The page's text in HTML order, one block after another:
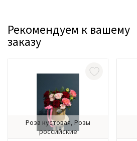
Рекомендуем к вашему
заказу
Роза кустовая, Розы
российские